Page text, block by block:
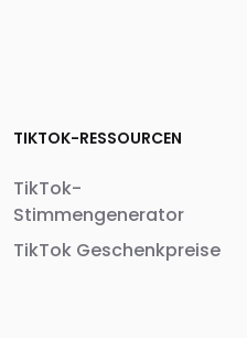
TIKTOK-RESSOURCEN
TikTok-
Stimmengenerator
TikTok Geschenkpreise